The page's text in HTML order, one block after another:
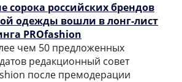
сорока российских брендов
одежды вошли в лонг-лист
PROfashion
чем 50 предложенных
редакционный совет
после премодерации